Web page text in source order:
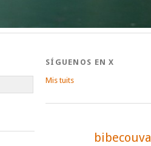
SÍGUENOS EN X
Mis tuits
bibecouva